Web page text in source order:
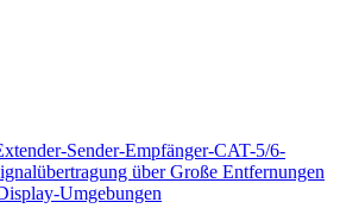
Sender-Empfänger-CAT-5/6-
über Große Entfernungen
Umgebungen